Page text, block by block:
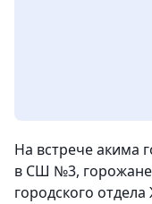
На встрече акима
в СШ №3,
городского